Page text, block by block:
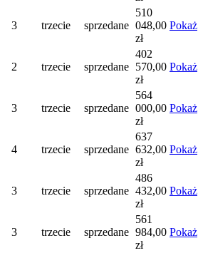
3 trzecie sprzedane
510
048,00
zł
Pokaż
2 trzecie sprzedane
402
570,00
zł
Pokaż
3 trzecie sprzedane
564
000,00
zł
Pokaż
4 trzecie sprzedane
637
632,00
zł
Pokaż
3 trzecie sprzedane
486
432,00
zł
Pokaż
3 trzecie sprzedane
561
984,00
zł
Pokaż